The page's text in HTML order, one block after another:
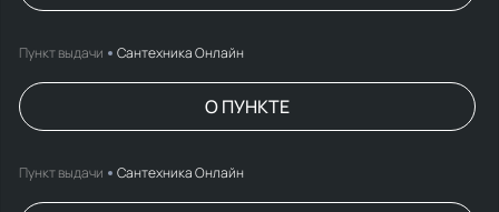
Пункт выдачи Сантехника Онлайн
О ПУНКТЕ
Пункт выдачи Сантехника Онлайн